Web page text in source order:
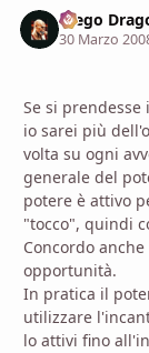
Diego
30 Marzo
Se si
io sarei più
volta su ogni
generale del
potere è attivo
"tocco", quindi
Concordo
opportunità.
In pratica il
utilizzare
lo attivi fino